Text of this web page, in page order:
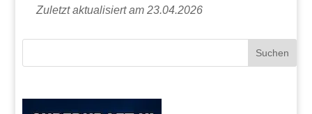
Zuletzt aktualisiert am 23.04.2026